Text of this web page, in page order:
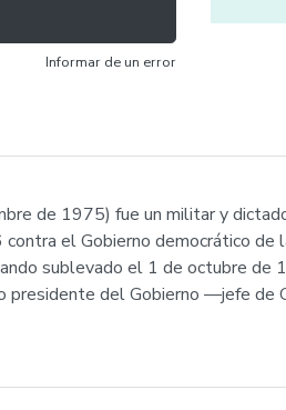
Informar de un error
de 1975) fue un militar y
el Gobierno democrático de
sublevado el 1 de octubre de
del Gobierno —jefe